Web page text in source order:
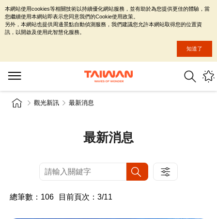
觀光新訊 最新消息
最新消息
總筆數：106 目前頁次：3/11
本網站使用cookies等相關技術以持續優化網站服務，並有助於為您提供更佳的體驗，當
您繼續使用本網站即表示您同意我們的Cookie使用政策。
另外，本網站也提供周邊景點自動偵測服務，我們建議您允許本網站取得您的位置資
訊，以開啟及使用此智慧化服務。
知道了